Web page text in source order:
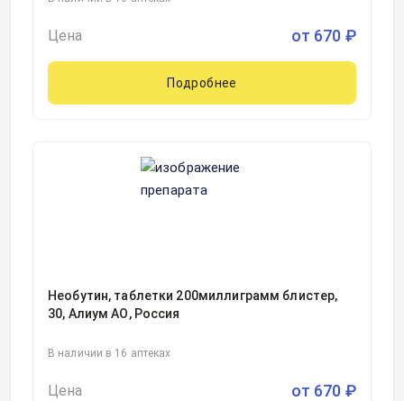
Цена от 670 ₽
Подробнее
Необутин, таблетки 200миллиграмм блистер,
30, Алиум АО, Россия
В наличии в 16 аптеках
Цена от 670 ₽